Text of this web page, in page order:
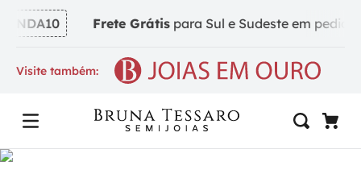
Frete Grátispara Sul e Sudeste em pedidos
Visite também: